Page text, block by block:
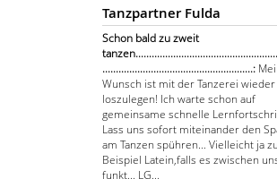
Tanzpartner Fulda
Schon bald zu zweit
........................................................:
Wunsch ist mit der Tanzerei wieder
loszulegen! Ich warte schon auf
gemeinsame schnelle
Lass uns sofort miteinander den
am Tanzen spühren... Vielleicht ja
Beispiel Latein,falls es zwischen
funkt... LG...